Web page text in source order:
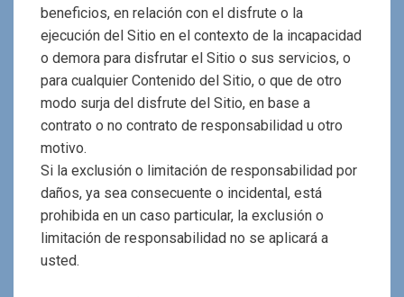
beneficios, en relación con el disfrute o la
ejecución del Sitio en el contexto de la incapacidad
o demora para disfrutar el Sitio o sus servicios, o
para cualquier Contenido del Sitio, o que de otro
modo surja del disfrute del Sitio, en base a
contrato o no contrato de responsabilidad u otro
motivo.
Si la exclusión o limitación de responsabilidad por
daños, ya sea consecuente o incidental, está
prohibida en un caso particular, la exclusión o
limitación de responsabilidad no se aplicará a
usted.